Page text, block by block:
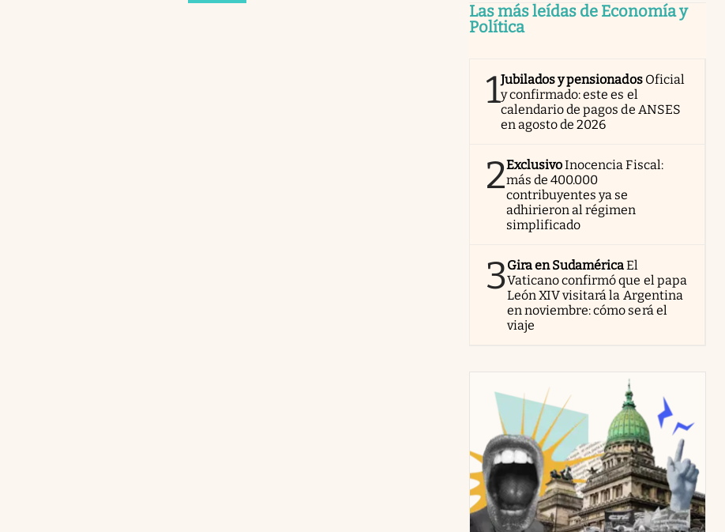
Las más leídas de Economía y
Política
1Jubilados y pensionados Oficial
y confirmado: este es el
calendario de pagos de ANSES
en agosto de 2026
2ExclusivoInocencia Fiscal:
más de 400.000
contribuyentes ya se
adhirieron al régimen
simplificado
3Gira en SudaméricaEl
Vaticano confirmó que el papa
León XIV visitará la Argentina
en noviembre: cómo será el
viaje